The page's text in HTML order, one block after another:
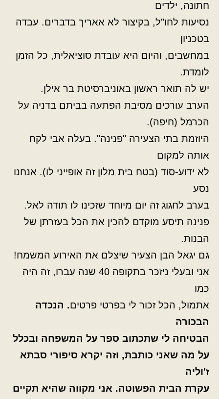
חתונה, ילדים
נסיעות לחו"ל, בקיצור לא אאריך בדברים. עבדה
בטכניון
במחשבים, והיום היא עובדת סוציאלית, כל הזמן
לומדת.
יש לה תואר ראשון באוניברסיטת בר אילן.
הערב עורכים מסיבת הפתעה בביתם בדניה על
הכרמל (חיפה).
היוזמת בתי הצעירה "פנינה". בעלה אבי לקח
אותה למקום
לא ידוע-סוד (בטח בית מלון זה אופייני לו). אנחנו
נסע
בערב לחגוג זה יום מיוחד שזכינו לו תודה לאל.
פנינה תיסע מוקדם להכין את הכל בעזרתן של
הבנות.
גם יגאל הבן הצעיר שיצלם את האירוע המשמח!
אני ובעלי ניזכר בתקופה 40 שנה עברו, זה היה
כמו
אתמול, הכל זכור לי בפרטי פרטים. הנכדה
הבכורה
הבטיחה לי שתכתוב ספר על המשפחה ובכלל
על מה שאני כותבת, וזה יקרא סיפורי סבתא
ז'וליה
עקרת הבית הפשוטה. אני מקווה שהיא תקיים